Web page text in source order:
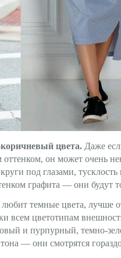
цвета.Даже
он может очень
под глазами,
графита — они будут
любит темные цвета,
всем цветотипам
и пурпурный, темно-
— они смотрятся